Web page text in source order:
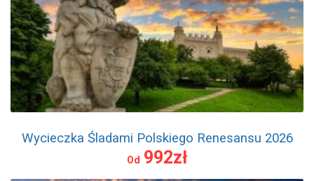
Wycieczka Śladami Polskiego Renesansu 2026
Od 992zł